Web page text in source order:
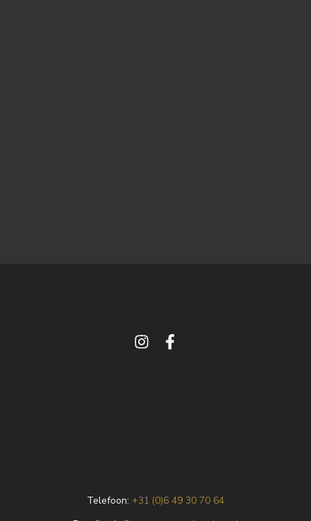
Telefoon: +31 (0)6 49 30 70 64